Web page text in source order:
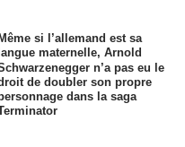
Même si l’allemand est sa
langue maternelle, Arnold
n’a pas eu le
de doubler son propre
dans la saga